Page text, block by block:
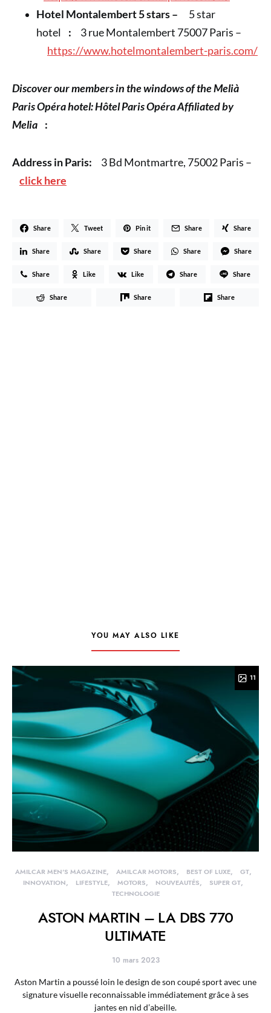
Hotel Montalembert 5 stars –
5 star
hotel : 3 rue Montalembert 75007 Paris –
https://www.hotelmontalembert-paris.com/
Discover our members in the windows of the Melià
Paris Opéra hotel: Hôtel Paris Opéra Affiliated by
Melia
:
Address in Paris:
3 Bd Montmartre, 75002 Paris –
click here
Share Tweet Pin it Share Share
Share Share Share Share Share
Share Like Like Share Share
Share Share Share
YOU MAY ALSO LIKE
11
AMILCAR MEN'S MAGAZINE AMILCAR MOTORS BEST OF LUXE
GT
INNOVATION
LIFESTYLE MOTORS NOUVEAUTÉS
SUPER GT
TECHNOLOGIE
ASTON MARTIN – LA DBS 770
ULTIMATE
10 mars 2023
Aston Martin a poussé loin le design de son coupé sport avec une
signature visuelle reconnaissable immédiatement grâce à ses
jantes en nid d’abeille.